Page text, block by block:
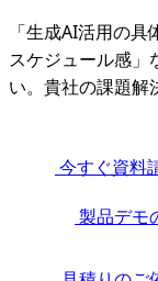
「生成AI活用の
スケジュール感」
い。貴社の課題解
今すぐ資料
製品デモ